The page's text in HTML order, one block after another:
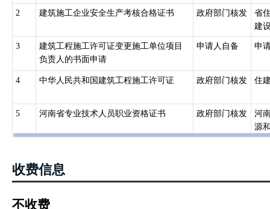
申请办理施工许可证。
2 建筑施工企业安全生产考核合格证书 政府部门核发
省
建
3
建筑工程施工许可证变更施工单位项目
负责人的书面申请
申请人自备 申
4 中华人民共和国建筑工程施工许可证 政府部门核发 住
5 河南省专业技术人员职业资格证书 政府部门核发
河
源
收费信息
不收费